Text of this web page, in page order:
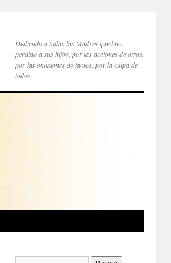
Dedicado a todas las Madres que han
perdido a sus hijos, por las acciones de otros,
por las omisiones de tantos, por la culpa de
todos